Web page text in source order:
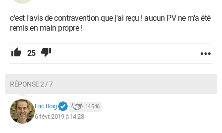
c'est l'avis de contravention que j'ai reçu ! aucun PV ne m'a été
remis en main propre !
25
RÉPONSE 2 / 7
Eric Roig 14 546
6 févr. 2019 à 14:28